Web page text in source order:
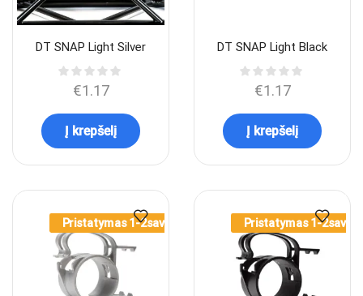
DT SNAP Light Silver
€1.17
Į krepšelį
DT SNAP Light Black
€1.17
Į krepšelį
Pristatymas 1-2sav. Pristatymas 1-2sav.